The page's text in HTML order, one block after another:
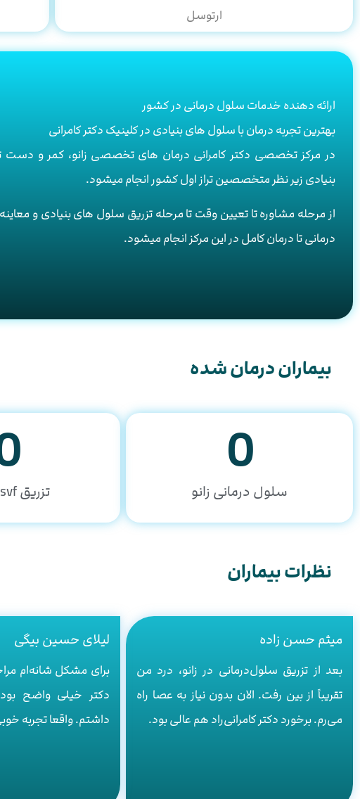
ارتوسل
ارائه دهنده خدمات سلول درمانی در کشور
بهترین تجربه درمان با سلول های بنیادی در کلینیک دکتر کامرانی
در مرکز تخصصی دکتر کامرانی درمان های تخصصی زانو، کمر و
بنیادی زیر نظر متخصصین تراز اول کشور انجام میشود.
از مرحله مشاوره تا تعیین وقت تا مرحله تزریق سلول های بنیادی و
درمانی تا درمان کامل در این مرکز انجام میشود.
بیماران درمان شده
سلول درمانی زانو
0
تزریق svf به زانو
نظرات بیماران
میثم حسن زاده
بعد از تزریق سلول‌درمانی در زانو، درد من
تقریباً از بین رفت. الان بدون نیاز به عصا راه
می‌رم. برخورد دکتر کامرانی‌راد هم عالی بود.
لیلای حسین بیگی
برای مشکل شانه‌ام
دکتر خیلی واضح
داشتم. واقعا تجربه